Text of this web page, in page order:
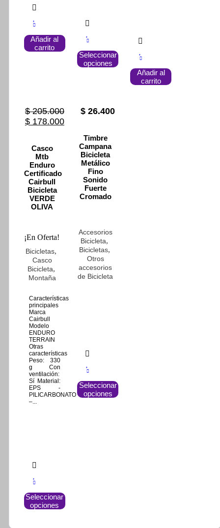
Añadir al
carrito
Seleccionar
opciones
producto
tiene
múltiples
variantes.
Añadir al
carrito
$205.000
Original
$ 205.000.
$178.000Current
$ 178.000.
Casco
Mtb
Enduro
Certificado
Cairbull
Bicicleta
VERDE
OLIVA
¡En Oferta!
Bicicletas,
Casco
Bicicleta,
Montaña
Características
principales
Marca
Cairbull
Modelo
ENDURO
TERRAIN
Otras
características
Peso: 330
g Con
ventilación:
Sí Material:
EPS -
PILICARBONATO
–...
Seleccionar
opciones
producto
tiene
$ 26.400
Timbre
Campana
Bicicleta
Metálico
Fino
Sonido
Fuerte
Cromado
Accesorios
Bicicleta,
Bicicletas,
Otros
accesorios
de Bicicleta
Seleccionar
opciones
producto
tiene